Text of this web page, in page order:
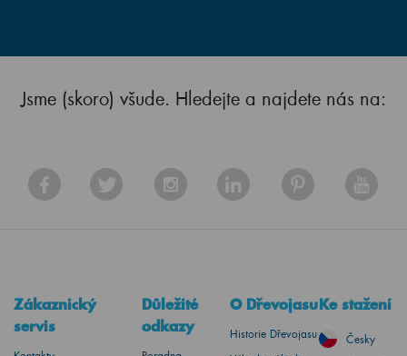
Jsme (skoro) všude. Hledejte a najdete nás na:
Zákaznický
servis
Důležité
odkazy
O Dřevojasu
Historie Dřevojasu
Ke stažení
Česky